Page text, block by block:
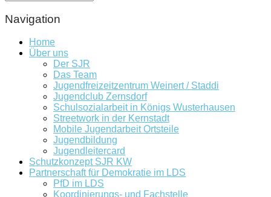
Navigation
Home
Über uns
Der SJR
Das Team
Jugendfreizeitzentrum Weinert / Staddi
Jugendclub Zernsdorf
Schulsozialarbeit in Königs Wusterhausen
Streetwork in der Kernstadt
Mobile Jugendarbeit Ortsteile
Jugendbildung
Jugendleitercard
Schutzkonzept SJR KW
Partnerschaft für Demokratie im LDS
PfD im LDS
Koordinierungs- und Fachstelle